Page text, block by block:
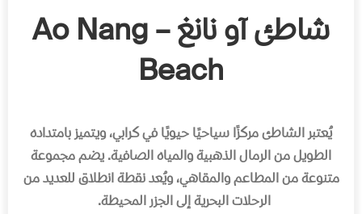
شاطئ آو نانغ – Ao Nang
Beach
يُعتبر الشاطئ مركزًا سياحيًا حيويًا في كرابي، ويتميز بامتداده
الطويل من الرمال الذهبية والمياه الصافية.يضم مجموعة
متنوعة من المطاعم والمقاهي، ويُعد نقطة انطلاق للعديد من
الرحلات البحرية إلى الجزر المحيطة.